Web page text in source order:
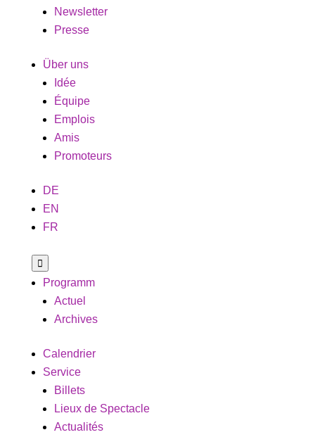
Newsletter
Presse
Über uns
Idée
Équipe
Emplois
Amis
Promoteurs
DE
EN
FR

Programm
Actuel
Archives
Calendrier
Service
Billets
Lieux de Spectacle
Actualités